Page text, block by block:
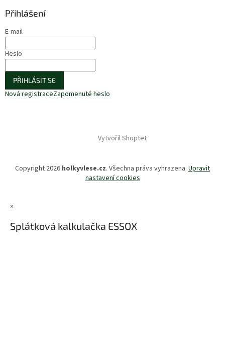
Přihlášení
E-mail
Heslo
PŘIHLÁSIT SE
Nová registraceZapomenuté heslo
Vytvořil Shoptet
Copyright 2026 holkyvlese.cz. Všechna práva vyhrazena. Upravit
nastavení cookies
×
Splátková kalkulačka ESSOX